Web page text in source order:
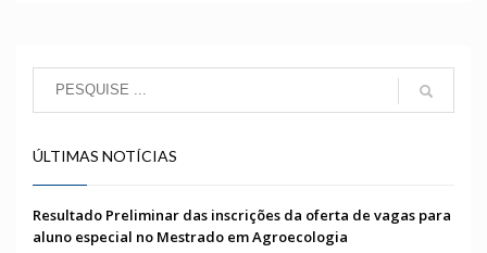
ÚLTIMAS NOTÍCIAS
Resultado Preliminar das inscrições da oferta de vagas para
aluno especial no Mestrado em Agroecologia